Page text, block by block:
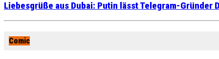
Liebesgrüße aus Dubai: Putin lässt Telegram-Gründer
Comic